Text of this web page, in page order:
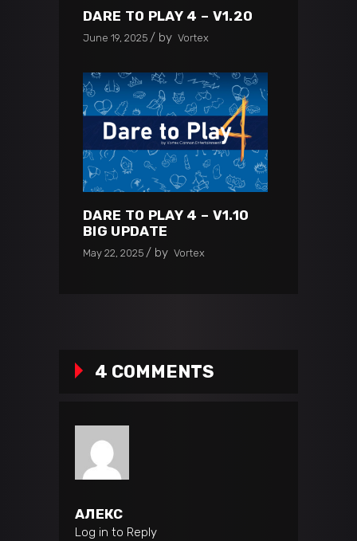
DARE TO PLAY 4 – V1.20
June 19, 2025 by Vortex
DARE TO PLAY 4 – V1.10
BIG UPDATE
May 22, 2025 by Vortex
4 COMMENTS
АЛЕКС
Log in to Reply